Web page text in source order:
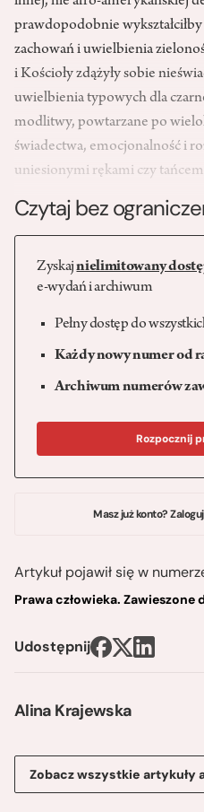
Alina Krajewska
Zobacz wszystkie artykuły
prawdopodobnie
zachowań i uwielbienia
i Kościoły zdążyły sobie
uwielbienia typowych dla
modlitwy, powtarzane po
świadectwa, emocjonalność i
uniesionymi rękami czy
Czytaj bez
Zyskajnielimitowany
e-wydań i archiwum
Pełny dostęp do
Każdy nowy numer od
Archiwum numerów
Rozpocznij
Masz już konto?
Artykuł pojawił się w
Prawa człowieka. Zawieszone
Udostępnij